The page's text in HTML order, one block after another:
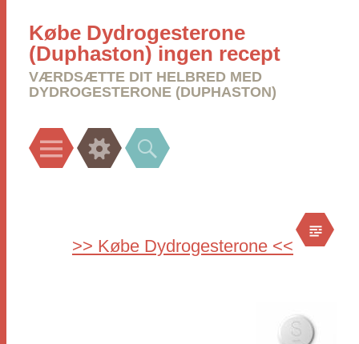
Købe Dydrogesterone
(Duphaston) ingen recept
VÆRDSÆTTE DIT HELBRED MED
DYDROGESTERONE (DUPHASTON)
Menu Widgets Search
>> Købe Dydrogesterone <<